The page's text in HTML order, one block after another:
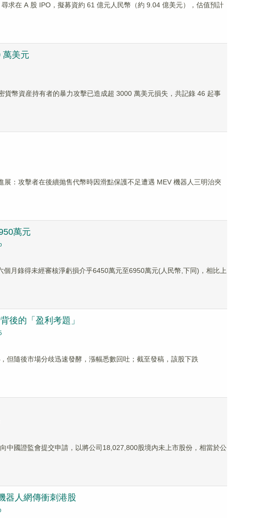
求在 A 股 IPO，擬募資約 61 億元人民幣（約 9.04 億美元），估值預計
萬美元
幣資産持有者的暴力攻擊已造成超 3000 萬美元損失，共記錄 46 起事
：攻擊者在後續抛售代幣時因滑點保護不足遭遇 MEV 機器人三明治夾
萬元
月錄得未經審核淨虧損介乎6450萬元至6950萬元(人民幣,下同)，相比上
後的「盈利考題」
但隨後市場分歧迅速發酵，漲幅悉數回吐；截至發稿，該股下跌
中國證監會提交申請，以將公司18,027,800股境內未上市股份，相當於公
器人網傳衝刺港股